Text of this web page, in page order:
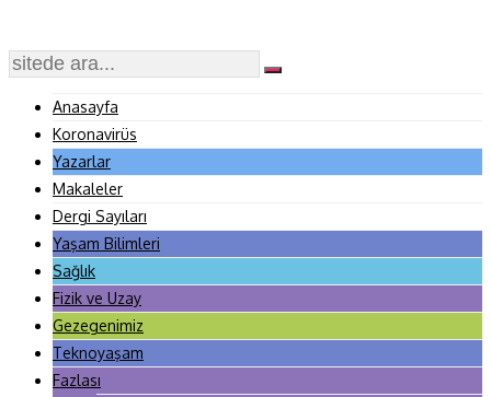
Anasayfa
Koronavirüs
Yazarlar
Makaleler
Dergi Sayıları
Yaşam Bilimleri
Sağlık
Fizik ve Uzay
Gezegenimiz
Teknoyaşam
Fazlası